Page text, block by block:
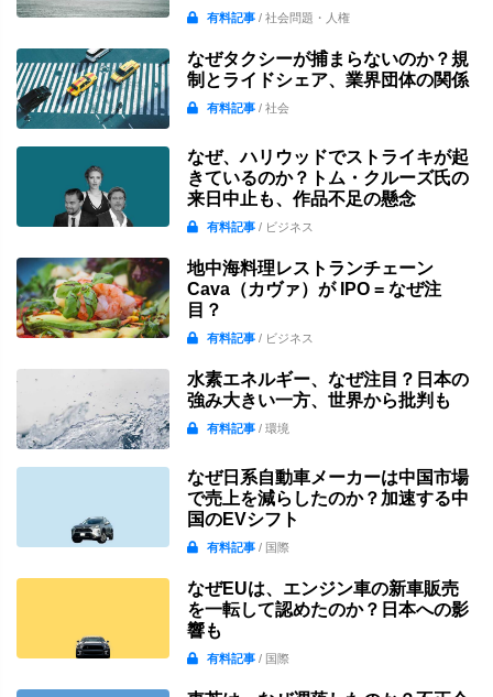
有料記事/ 社会問題・人権
なぜタクシーが捕まらないのか？規
制とライドシェア、業界団体の関係
有料記事/ 社会
なぜ、ハリウッドでストライキが起
きているのか？トム・クルーズ氏の
来日中止も、作品不足の懸念
有料記事/ ビジネス
地中海料理レストランチェーン
Cava（カヴァ）が IPO = なぜ注
目？
有料記事/ ビジネス
水素エネルギー、なぜ注目？日本の
強み大きい一方、世界から批判も
有料記事/ 環境
なぜ日系自動車メーカーは中国市場
で売上を減らしたのか？加速する中
国のEVシフト
有料記事/ 国際
なぜEUは、エンジン車の新車販売
を一転して認めたのか？日本への影
響も
有料記事/ 国際